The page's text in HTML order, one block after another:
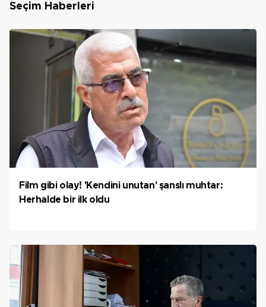
Seçim Haberleri
Film gibi olay! 'Kendini unutan' şanslı muhtar:
Herhalde bir ilk oldu